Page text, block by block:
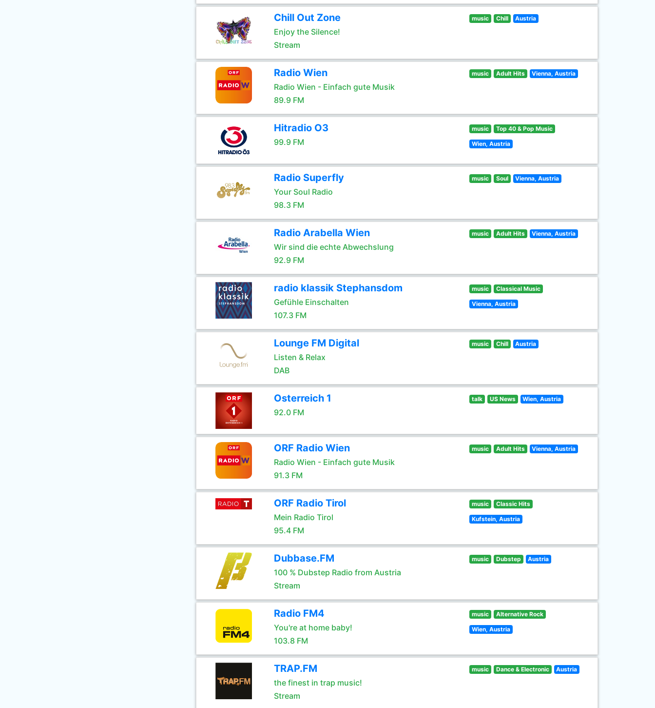
Chill Out Zone
Enjoy the Silence!
Stream
music Chill Austria
Radio Wien
Radio Wien - Einfach gute Musik
89.9 FM
music Adult Hits Vienna, Austria
Hitradio O3
99.9 FM
music Top 40 & Pop Music
Wien, Austria
Radio Superfly
Your Soul Radio
98.3 FM
music Soul Vienna, Austria
Radio Arabella Wien
Wir sind die echte Abwechslung
92.9 FM
music Adult Hits Vienna, Austria
radio klassik Stephansdom
Gefühle Einschalten
107.3 FM
music Classical Music
Vienna, Austria
Lounge FM Digital
Listen & Relax
DAB
music Chill Austria
Osterreich 1
92.0 FM
talk US News Wien, Austria
ORF Radio Wien
Radio Wien - Einfach gute Musik
91.3 FM
music Adult Hits Vienna, Austria
ORF Radio Tirol
Mein Radio Tirol
95.4 FM
music Classic Hits
Kufstein, Austria
Dubbase.FM
100 % Dubstep Radio from Austria
Stream
music Dubstep Austria
Radio FM4
You're at home baby!
103.8 FM
music Alternative Rock
Wien, Austria
TRAP.FM
the finest in trap music!
Stream
music Dance & Electronic Austria